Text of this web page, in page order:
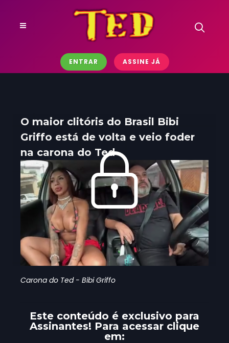
ENTRAR ASSINE JÁ
O maior clitóris do Brasil Bibi
Griffo está de volta e veio foder
na carona do Ted
Carona do Ted - Bibi Griffo
Este conteúdo é exclusivo para
Assinantes! Para acessar clique
em: